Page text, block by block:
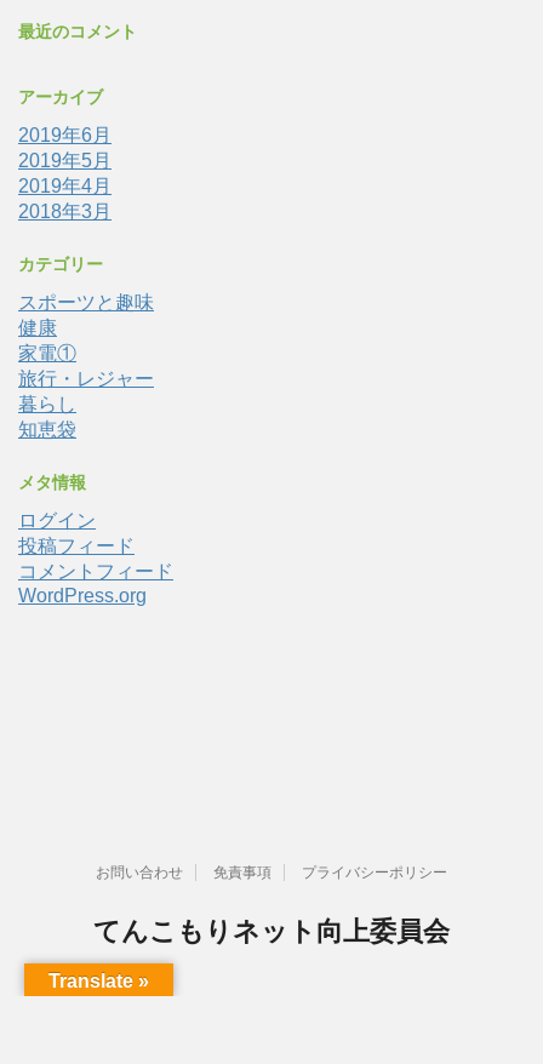
最近のコメント
アーカイブ
2019年6月
2019年5月
2019年4月
2018年3月
カテゴリー
スポーツと趣味
健康
家電①
旅行・レジャー
暮らし
知恵袋
メタ情報
ログイン
投稿フィード
コメントフィード
WordPress.org
お問い合わせ 免責事項 プライバシーポリシー
てんこもりネット向上委員会
Translate »